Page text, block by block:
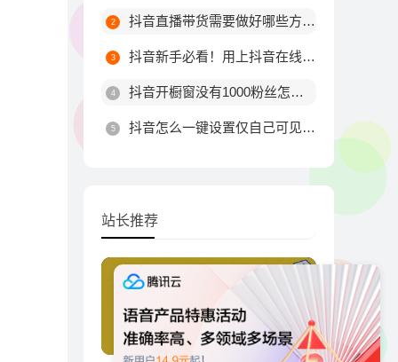
抖音直播带货需要做好哪些方面?
抖音新手必看！用上抖音在线涨粉平台这10个技巧，粉丝量由你决定！
抖音开橱窗没有1000粉丝怎么办
抖音怎么一键设置仅自己可见？详细步骤教你轻松搞定
站长推荐
（珍藏涨粉丝最快的网
站）